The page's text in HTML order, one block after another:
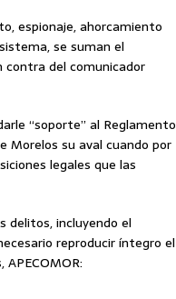
espionaje, ahorcamiento
se suman el
del comunicador
“soporte” al Reglamento
Morelos su aval cuando por
legales que las
delitos, incluyendo el
reproducir íntegro el